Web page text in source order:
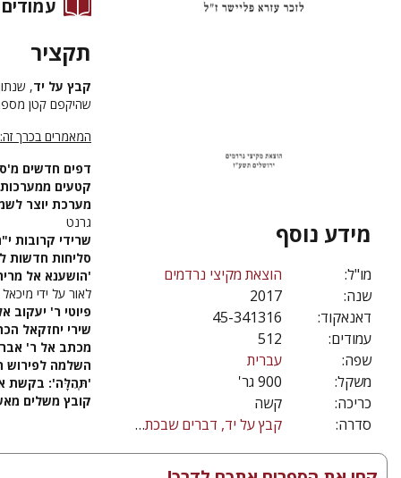
מידע נוסף
מו"ל:
הוצאת מקיצי נרדמים
שנה:
2017
דאנאקוד:
45-341316
עמודים:
512
שפה:
עברית
משקל:
900 גר'
כריכה:
קשה
סדרה:
קבץ על יד, דברים שבכתב היוצאים לאור בפעם הראשונה
תקציר
קבץ על יד,
שהיקפם קטן
המאמרים בכרך זה:
דפים חדשים
קטעים ממערכות
מערכת יוצר
גרנט
שרידי קרובות
סליחות חדשות
'הושענא אל
לאור על ידי
פיוטי ר' יעקוב
שירי יחזקאל
מכתב אל ר'
השלמה לפירוש
'תְּהִלָּה': בקשת
קובץ משלים